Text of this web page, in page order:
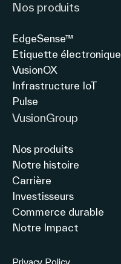
Nos produits
EdgeSense™
Etiquette électronique
VusionOX
Infrastructure IoT
Pulse
VusionGroup
Nos produits
Notre histoire
Carrière
Investisseurs
Commerce durable
Notre Impact
Privacy Policy